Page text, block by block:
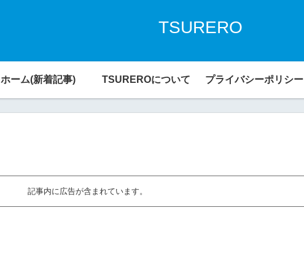
TSURERO
ホーム(新着記事) TSUREROについて プライバシーポリシー
記事内に広告が含まれています。